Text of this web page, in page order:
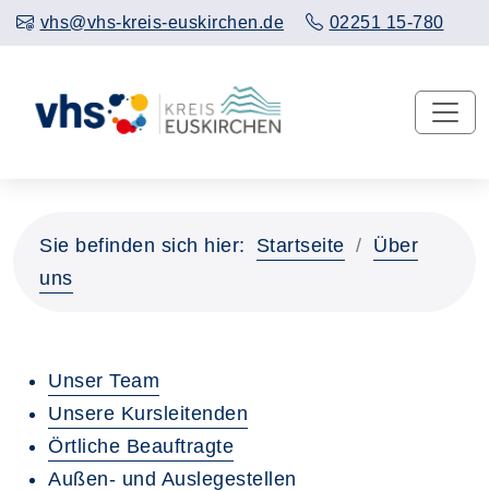
vhs@vhs-kreis-euskirchen.de 02251 15-780
Sie befinden sich hier: Startseite
Über
uns
Unser Team
Unsere Kursleitenden
Örtliche Beauftragte
Außen- und Auslegestellen